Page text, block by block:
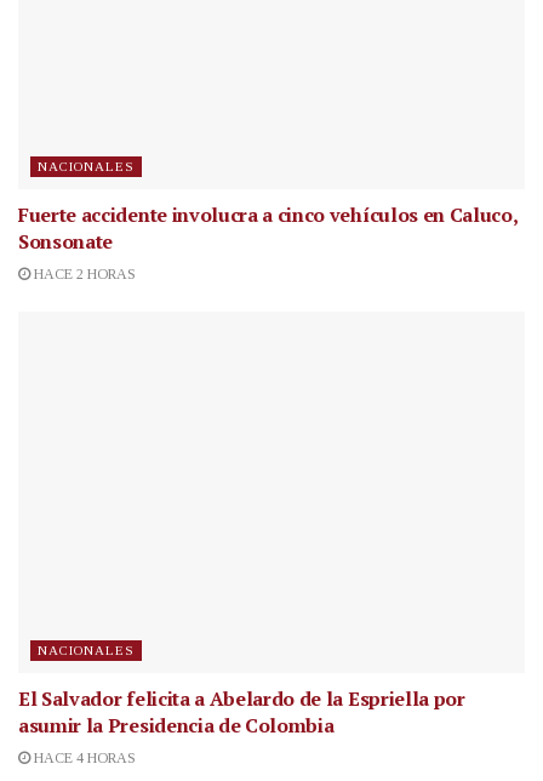
NACIONALES
Fuerte accidente involucra a cinco vehículos en Caluco,
Sonsonate
HACE 2 HORAS
NACIONALES
El Salvador felicita a Abelardo de la Espriella por
asumir la Presidencia de Colombia
HACE 4 HORAS